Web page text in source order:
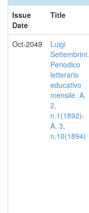
Issue
Date
Title
Oct-2049
Luigi
Settembrini.
Periodico
letterario
educativo
mensile. A.
2,
n.1(1892)-
A. 3,
n.10(1894)